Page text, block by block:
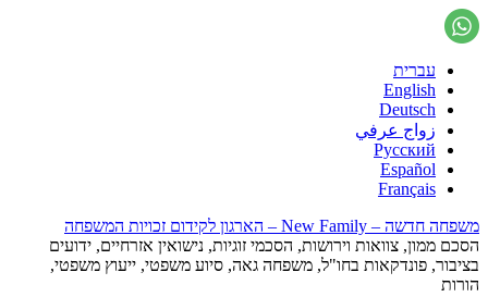
עברית
English
Deutsch
زواج عرفي
Русский
Español
Français
משפחה חדשה – New Family – הארגון לקידום זכויות המשפחה
הסכם ממון, צוואות וירושות, הסכמי זוגיות, נישואין אזרחיים, ידועים
בציבור, פונדקאות בחו"ל, משפחה גאה, סיוע משפטי, ייעוץ משפטי,
הורות